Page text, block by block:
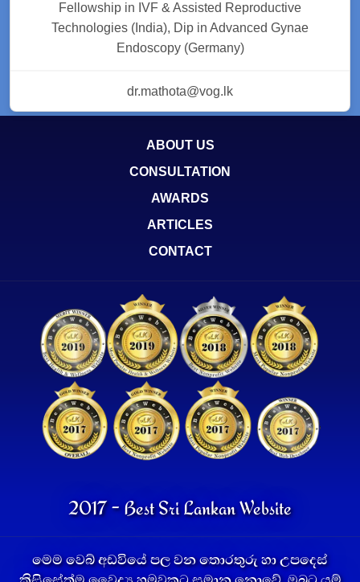
Fellowship in IVF & Assisted Reproductive
Technologies (India), Dip in Advanced Gynae
Endoscopy (Germany)
dr.mathota@vog.lk
ABOUT US
CONSULTATION
AWARDS
ARTICLES
CONTACT
2017 - Best Sri Lankan Website
මෙම වෙබ් අඩවියේ පල වන තොරතුරු හා උපදෙස්